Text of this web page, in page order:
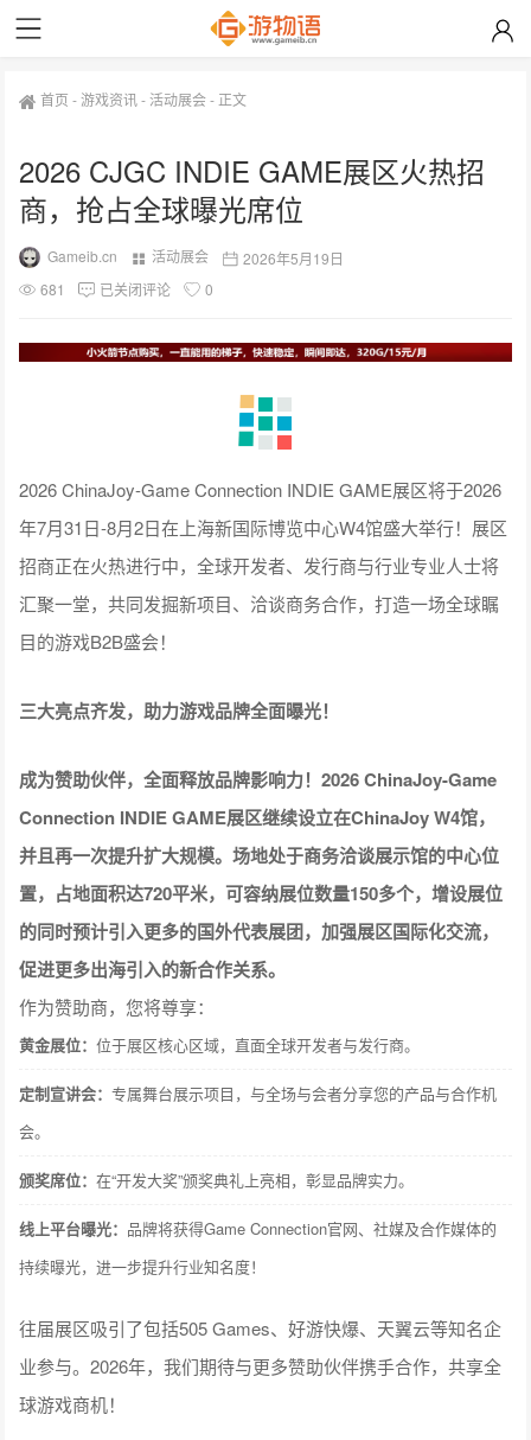
首页 -游戏资讯-活动展会- 正文
2026 CJGC INDIE GAME展区火热招
商，抢占全球曝光席位
Gameib.cn 活动展会
2026年5月19日
681
已关闭评论 0
2026 ChinaJoy-Game Connection INDIE GAME展区将于2026
年7月31日-8月2日在上海新国际博览中心W4馆盛大举行！展区
招商正在火热进行中，全球开发者、发行商与行业专业人士将
汇聚一堂，共同发掘新项目、洽谈商务合作，打造一场全球瞩
目的游戏B2B盛会！
三大亮点齐发，助力游戏品牌全面曝光！
成为赞助伙伴，全面释放品牌影响力！2026 ChinaJoy-Game
并且再一次提升扩大规模。场地处于商务洽谈展示馆的中心位
置，占地面积达720平米，可容纳展位数量150多个，增设展位
的同时预计引入更多的国外代表展团，加强展区国际化交流，
促进更多出海引入的新合作关系。
作为赞助商，您将尊享：
黄金展位：位于展区核心区域，直面全球开发者与发行商。
定制宣讲会：专属舞台展示项目，与全场与会者分享您的产品与合作机
会。
颁奖席位：在“开发大奖”颁奖典礼上亮相，彰显品牌实力。
持续曝光，进一步提升行业知名度！
球游戏商机！